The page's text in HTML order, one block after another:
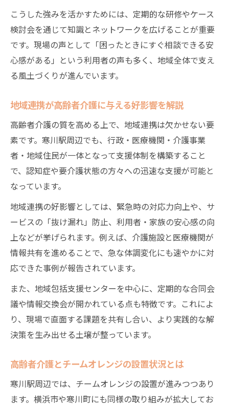
支援策としての高齢者介護予防活動の効果
高齢化率の現状から考える地域の対策
高齢者介護に影響する地域の高齢化率の実
情
握
高齢化率を踏まえた高齢者介護の支援方向
性
高齢化率に対応した高齢者介護の工夫とは
現状分析から導く高齢者介護の地域対策例
高齢者介護に役立つ支援策の具体例まとめ
高齢者介護で活かせる支援策の全体像解説
現場発！高齢者介護の具体的支援事例紹介
高齢者介護に役立つ地域支援策の選び方
高齢者介護を支える多様な活動事例集
参加しやすい介護活動と実践の知恵を伝授
高齢者介護で始めやすい活動の特徴とは
参加しやすい高齢者介護活動の工夫集
家族や地域が取り組む高齢者介護の知恵
高齢者介護で広がる参加型支援のポイント
こうした強みを活かすためには、定期的な研修やケース
検討会を通じて知識とネットワークを広げることが重要
です。現場の声として「困ったときにすぐ相談できる安
心感がある」という利用者の声も多く、地域全体で支え
る風土づくりが進んでいます。
地域連携が高齢者介護に与える好影響を解説
高齢者介護の質を高める上で、地域連携は欠かせない要
素です。寒川駅周辺でも、行政・医療機関・介護事業
者・地域住民が一体となって支援体制を構築すること
で、認知症や要介護状態の方々への迅速な支援が可能と
なっています。
地域連携の好影響としては、緊急時の対応力向上や、サ
ービスの「抜け漏れ」防止、利用者・家族の安心感の向
上などが挙げられます。例えば、介護施設と医療機関が
情報共有を進めることで、急な体調変化にも速やかに対
応できた事例が報告されています。
また、地域包括支援センターを中心に、定期的な合同会
議や情報交換会が開かれている点も特徴です。これによ
り、現場で直面する課題を共有し合い、より実践的な解
決策を生み出せる土壌が整っています。
高齢者介護とチームオレンジの設置状況とは
寒川駅周辺では、チームオレンジの設置が進みつつあり
ます。横浜市や寒川町にも同様の取り組みが拡大してお